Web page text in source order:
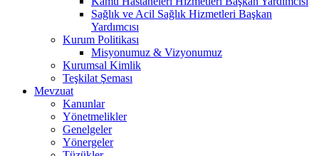
Sağlık ve Acil Sağlık Hizmetleri Başkan
Yardımcısı
Kurum Politikası
Misyonumuz & Vizyonumuz
Kurumsal Kimlik
Teşkilat Şeması
Mevzuat
Kanunlar
Yönetmelikler
Genelgeler
Yönergeler